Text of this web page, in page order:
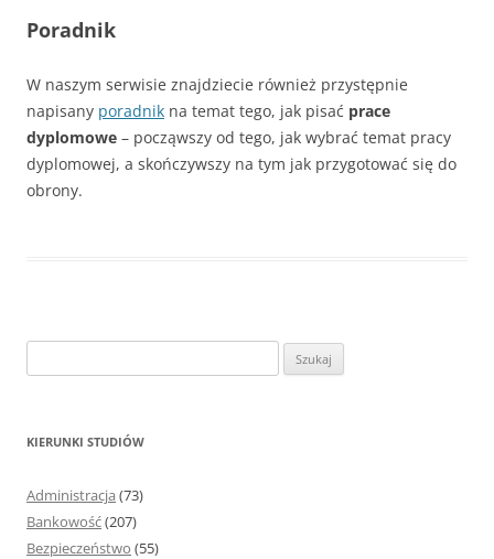
Poradnik
W naszym serwisie znajdziecie również przystępnie
napisany poradnik na temat tego, jak pisać prace
dyplomowe – począwszy od tego, jak wybrać temat pracy
dyplomowej, a skończywszy na tym jak przygotować się do
obrony.
z
KIERUNKI STUDIÓW
Administracja (73)
Bankowość(207)
Bezpieczeństwo (55)